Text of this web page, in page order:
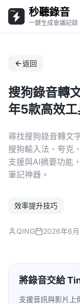
秒聽錄音
一鍵生成會議記錄
返回
搜狗錄音轉
年5款高效
尋找搜狗錄音轉文
搜狗輸入法、夸克
支援與AI摘要功能
筆記神器。
效率提升技巧
QING 2026年6
將錄音交給
支援音訊與影片上